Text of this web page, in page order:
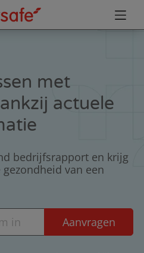
met
actuele
bedrijfsrapport en krijg
van een